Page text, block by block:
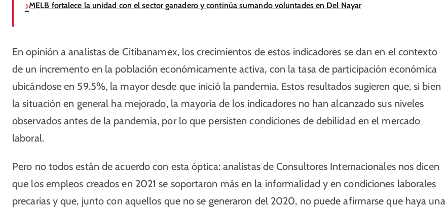
MELB fortalece la unidad con el sector ganadero y continúa sumando voluntades en Del Nayar
En opinión a analistas de Citibanamex, los crecimientos de estos indicadores se dan en el contexto
de un incremento en la población económicamente activa, con la tasa de participación económica
ubicándose en 59.5%, la mayor desde que inició la pandemia. Estos resultados sugieren que, si bien
la situación en general ha mejorado, la mayoría de los indicadores no han alcanzado sus niveles
observados antes de la pandemia, por lo que persisten condiciones de debilidad en el mercado
laboral.
Pero no todos están de acuerdo con esta óptica: analistas de Consultores Internacionales nos dicen
que los empleos creados en 2021 se soportaron más en la informalidad y en condiciones laborales
precarias y que, junto con aquellos que no se generaron del 2020, no puede afirmarse que haya una